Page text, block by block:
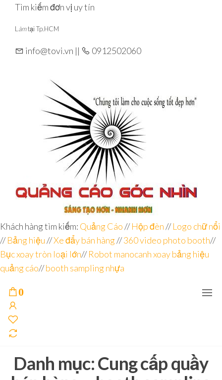
Skip
content
Tìm kiếm đơn vị uy tín
L àmtại Tp.HCM
info@tovi.vn || 0912502060
Đơn vị
chuyên
sâu – 8
năm
kinh
nghiệm
Góc
Nhìn
Agency –
nhà sản
xuất
POSM,
Quầy
Sampling,
Booth
trưng
bày, tủ
trưng
bày… tại
Tp.Hồ
Khách hàng tìm kiếm: Quảng Cáo//Hộp đèn//Logo chữ nổi
//Bảng hiệu//Xe đẩy bán hàng//360 video photo booth//
Bục xoay tròn loại lớn//Robot manocanh xoay bảng hiệu
quảng cáo//booth sampling nhựa
0
Danh mục:Cung cấp quầy